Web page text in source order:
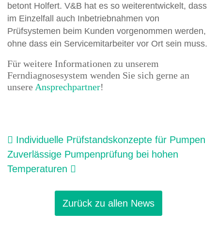
betont Holfert. V&B hat es so weiterentwickelt, dass
im Einzelfall auch Inbetriebnahmen von
Prüfsystemen beim Kunden vorgenommen werden,
ohne dass ein Servicemitarbeiter vor Ort sein muss.
Für weitere Informationen zu unserem
Ferndiagnosesystem wenden Sie sich gerne an
unsere Ansprechpartner!
Beitragsnavigation
Individuelle Prüfstandskonzepte für Pumpen
Zuverlässige Pumpenprüfung bei hohen
Temperaturen
Zurück zu allen News